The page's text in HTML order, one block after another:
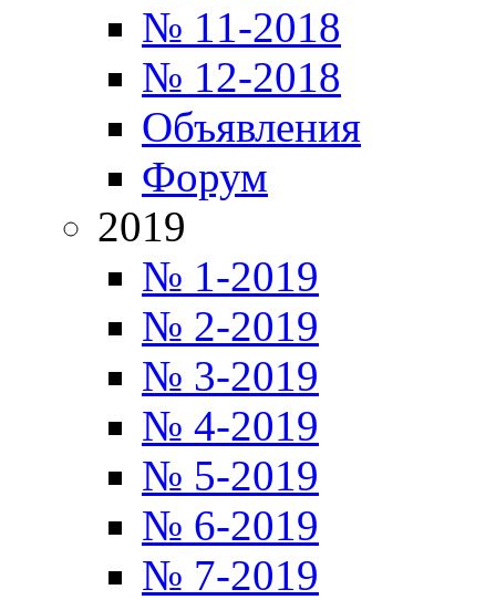
№ 11-2018
№ 12-2018
Объявления
Форум
2019
№ 1-2019
№ 2-2019
№ 3-2019
№ 4-2019
№ 5-2019
№ 6-2019
№ 7-2019